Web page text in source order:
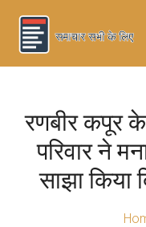
रणबीर कपूर
परिवार ने
साझा